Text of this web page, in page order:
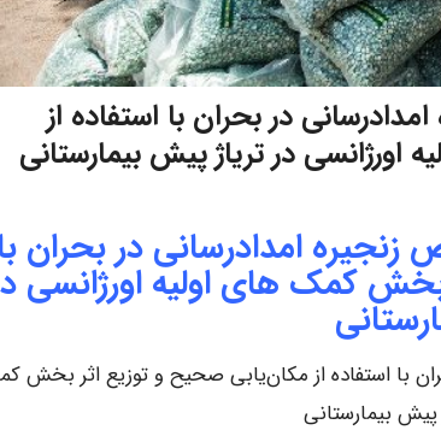
در بحران با استفاده از
در تریاژ پیش بیمارستانی
امدادرسانی در بحران
کمک های اولیه اورژانسی
با استفاده از مکان‌یابی صحیح و توزیع اثر بخش
پیش بیمارستانی